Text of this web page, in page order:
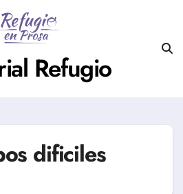
Refugio
dificiles